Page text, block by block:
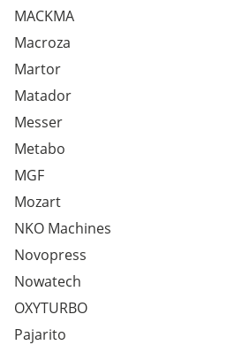
MACKMA
Macroza
Martor
Matador
Messer
Metabo
MGF
Mozart
NKO Machines
Novopress
Nowatech
OXYTURBO
Pajarito